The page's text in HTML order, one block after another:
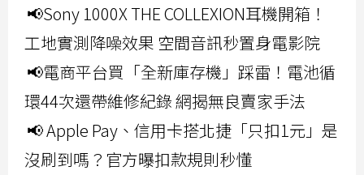
📢Sony 1000X THE COLLEXION耳機開箱！
工地實測降噪效果 空間音訊秒置身電影院
📢電商平台買「全新庫存機」踩雷！電池循
環44次還帶維修紀錄 網揭無良賣家手法
📢 Apple Pay、信用卡搭北捷「只扣1元」是
沒刷到嗎？官方曝扣款規則秒懂